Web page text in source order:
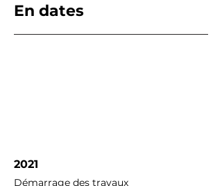
En dates
2021
Démarrage des travaux